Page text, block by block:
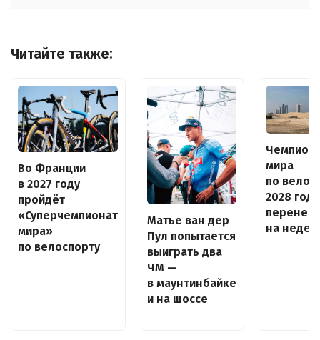
Читайте также:
Во Франции
в 2027 году
пройдёт
«Суперчемпионат
мира»
по велоспорту
Матье ван дер
Пул попытается
выиграть два
ЧМ —
в маунтинбайке
и на шоссе
мира
по
2028 года
на